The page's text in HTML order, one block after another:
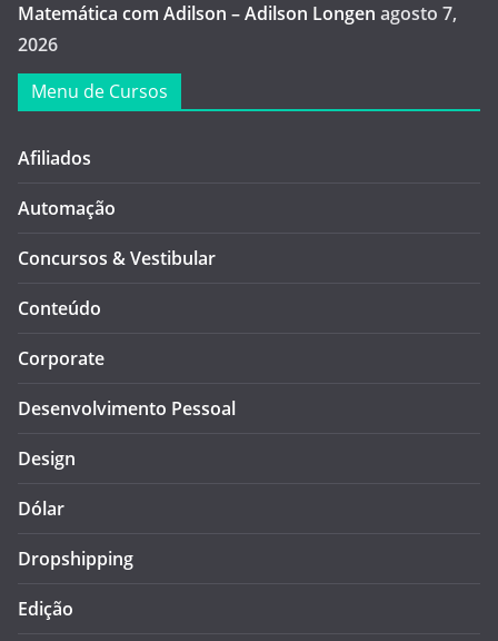
Matemática com Adilson – Adilson Longen agosto 7,
2026
Menu de Cursos
Afiliados
Automação
Concursos & Vestibular
Conteúdo
Corporate
Desenvolvimento Pessoal
Design
Dólar
Dropshipping
Edição